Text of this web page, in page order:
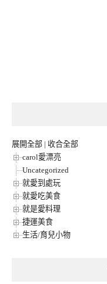
展開全部 | 收合全部
carol愛漂亮
Uncategorized
就愛到處玩
就愛吃美食
就是愛料理
捷運美食
生活/育兒小物